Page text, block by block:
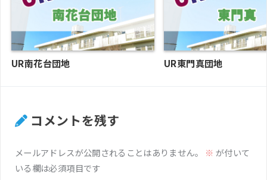
UR南花台団地 UR東門真団地
コメントを残す
メールアドレスが公開されることはありません。 ※ が付いて
いる欄は必須項目です